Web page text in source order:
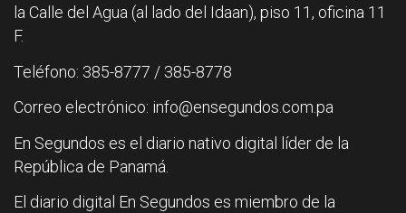
la Calle del Agua (al lado del Idaan), piso 11, oficina 11
F.
Teléfono: 385-8777 / 385-8778
Correo electrónico: info@ensegundos.com.pa
En Segundos es el diario nativo digital líder de la
República de Panamá.
El diario digital En Segundos es miembro de la